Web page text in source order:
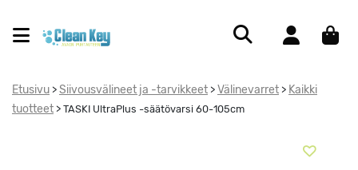
Etusivu > Siivousvälineet ja -tarvikkeet > Välinevarret > Kaikki
tuotteet > TASKI UltraPlus -säätövarsi 60-105cm